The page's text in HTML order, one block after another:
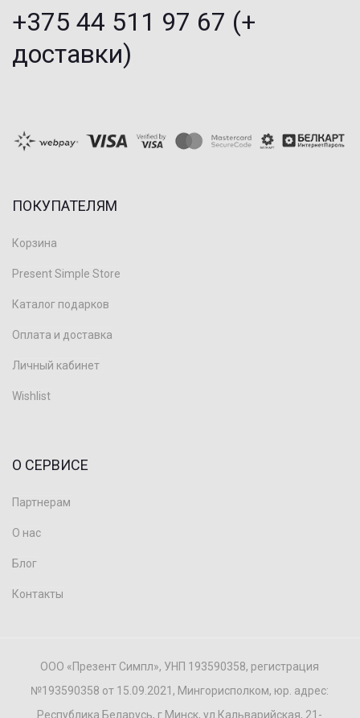
+375 44 511 97 67 (+
доставки)
ПОКУПАТЕЛЯМ
Корзина
Present Simple Store
Каталог подарков
Оплата и доставка
Личный кабинет
Wishlist
О СЕРВИСЕ
Партнерам
О нас
Блог
Контакты
ООО «Презент Симпл», УНП 193590358, регистрация
№193590358 от 15.09.2021, Мингорисполком, юр. адрес:
Республика Беларусь, г.Минск, ул.Кальварийская, 21-